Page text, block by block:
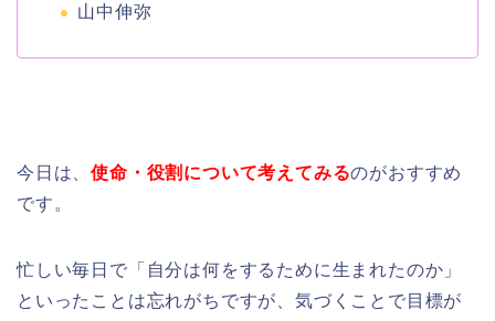
山中伸弥
今日は、使命・役割について考えてみるのがおすすめ
です。
忙しい毎日で「自分は何をするために生まれたのか」
といったことは忘れがちですが、気づくことで目標が